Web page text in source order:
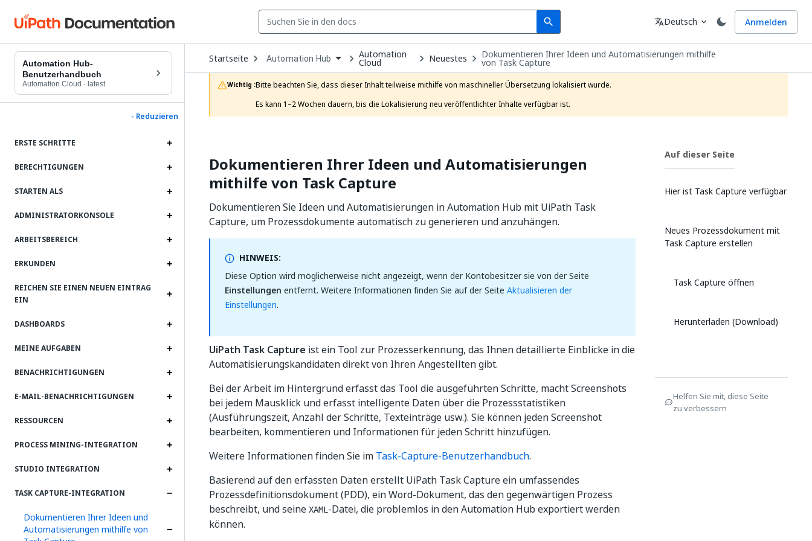
search
Search Sprache
translateDeutsch expand_more Anmelden
Automation Hub-
Benutzerhandbuch
Automation Cloud · latest
- Reduzieren
ERSTE SCHRITTE
BERECHTIGUNGEN
STARTEN ALS
ADMINISTRATORKONSOLE
ARBEITSBEREICH
ERKUNDEN
REICHEN SIE EINEN NEUEN EINTRAG
EIN
DASHBOARDS
MEINE AUFGABEN
BENACHRICHTIGUNGEN
E-MAIL-BENACHRICHTIGUNGEN
RESSOURCEN
PROCESS MINING-INTEGRATION
STUDIO INTEGRATION
TASK CAPTURE-INTEGRATION
Dokumentieren Ihrer Ideen und
Automatisierungen mithilfe von
Startseite Open
Dropdown
to
choose
product
Automation Hub Automation
Cloud Neuestes Dokumentieren Ihrer Ideen und Automatisierungen mithilfe
von Task Capture
Wichtig :Bitte beachten Sie, dass dieser Inhalt teilweise mithilfe von maschineller Übersetzung lokalisiert wurde.
Es kann 1–2 Wochen dauern, bis die Lokalisierung neu veröffentlichter Inhalte verfügbar ist.
Dokumentieren Ihrer Ideen und Automatisierungen
mithilfe von Task Capture
Dokumentieren Sie Ideen und Automatisierungen in Automation Hub mit UiPath Task
Capture, um Prozessdokumente automatisch zu generieren und anzuhängen.
HINWEIS:
Diese Option wird möglicherweise nicht angezeigt, wenn der Kontobesitzer sie von der Seite
Einstellungen entfernt. Weitere Informationen finden Sie auf der Seite Aktualisieren der
Einstellungen.
UiPath Task Capture ist ein Tool zur Prozesserkennung, das Ihnen detaillierte Einblicke in die
Automatisierungskandidaten direkt von Ihren Angestellten gibt.
Bei der Arbeit im Hintergrund erfasst das Tool die ausgeführten Schritte, macht Screenshots
bei jedem Mausklick und erfasst intelligente Daten über die Prozessstatistiken
(Ausführungszeit, Anzahl der Schritte, Texteinträge usw.). Sie können jeden Screenshot
bearbeiten, kommentieren und Informationen für jeden Schritt hinzufügen.
Weitere Informationen finden Sie im Task-Capture-Benutzerhandbuch.
Basierend auf den erfassten Daten erstellt UiPath Task Capture ein umfassendes
Prozessdefinitionsdokument (PDD), ein Word-Dokument, das den gegenwärtigen Prozess
beschreibt, und seine XAML -Datei, die problemlos in den Automation Hub exportiert werden
können.
Auf dieser Seite
Hier ist Task Capture verfügbar
Neues Prozessdokument mit
Task Capture erstellen
Task Capture öffnen
Herunterladen (Download)
Helfen Sie mit, diese Seite
zu verbessern